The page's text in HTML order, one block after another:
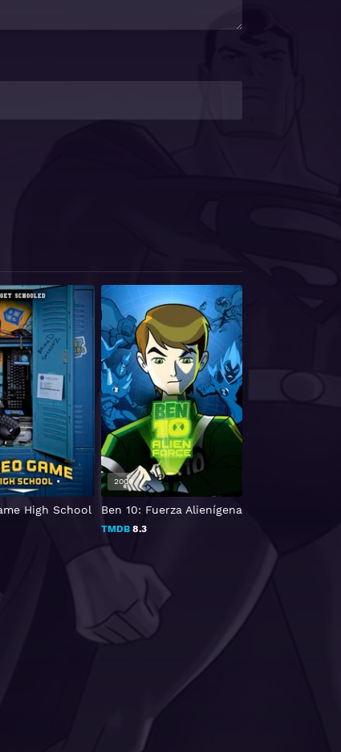
High School Ben 10: Fuerza Alienígena
TMDB8.3
2008